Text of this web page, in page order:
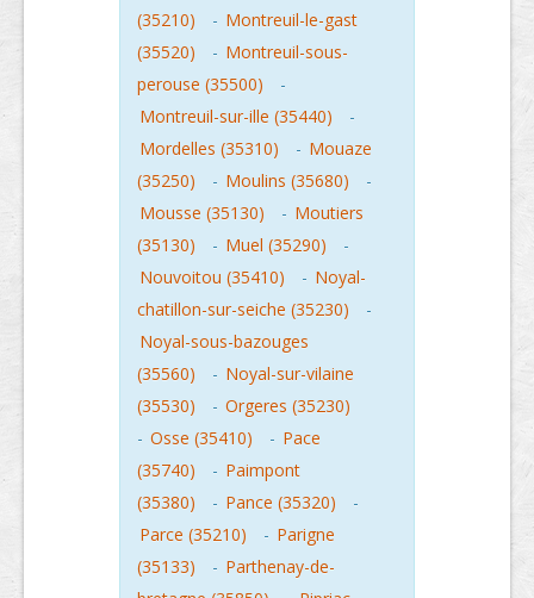
(35210)
- Montreuil-le-gast
(35520)
- Montreuil-sous-
perouse (35500)
-
Montreuil-sur-ille (35440)
-
Mordelles (35310)
- Mouaze
(35250)
- Moulins (35680)
-
Mousse (35130)
- Moutiers
(35130)
- Muel (35290)
-
Nouvoitou (35410)
- Noyal-
chatillon-sur-seiche (35230)
-
Noyal-sous-bazouges
(35560)
- Noyal-sur-vilaine
(35530)
- Orgeres (35230)
- Osse (35410) - Pace
(35740)
- Paimpont
(35380)
- Pance (35320)
-
Parce (35210)
- Parigne
(35133)
- Parthenay-de-